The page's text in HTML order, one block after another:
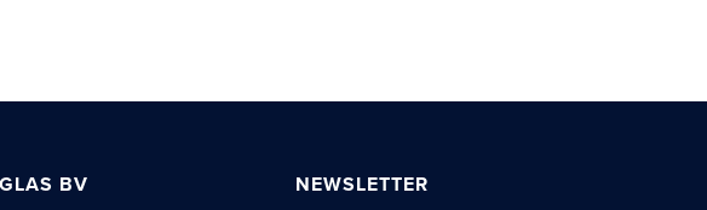
NEWSLETTER
BV